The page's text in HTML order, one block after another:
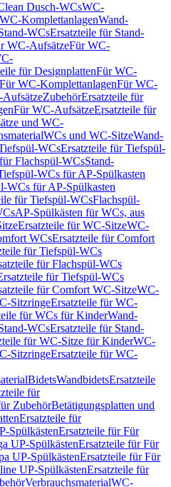
Dusch-WCsWC-
KomplettanlagenWand-
WCsErsatzteile für Stand-
WC-AufsätzeFür WC-
für DesignplattenFür WC-
WC-KomplettanlagenFür WC-
ZubehörErsatzteile für
Für WC-AufsätzeErsatzteile für
und WC-
WCs und WC-SitzeWand-
WCsErsatzteile für Tiefspül-
Flachspül-WCsStand-
WCs für AP-Spülkasten
WCs für AP-Spülkasten
für Tiefspül-WCsFlachspül-
AP-Spülkästen für WCs, aus
Ersatzteile für WC-SitzeWC-
WCsErsatzteile für Comfort
für Tiefspül-WCs
für Flachspül-WCs
für Tiefspül-WCs
für Comfort WC-SitzeWC-
SitzringeErsatzteile für WC-
für WCs für KinderWand-
WCsErsatzteile für Stand-
für WC-Sitze für KinderWC-
SitzringeErsatzteile für WC-
BidetsWandbidetsErsatzteile
für
ZubehörBetätigungsplatten und
Ersatzteile für
SpülkästenErsatzteile für Für
UP-SpülkästenErsatzteile für Für
UP-SpülkästenErsatzteile für Für
UP-SpülkästenErsatzteile für
VerbrauchsmaterialWC-